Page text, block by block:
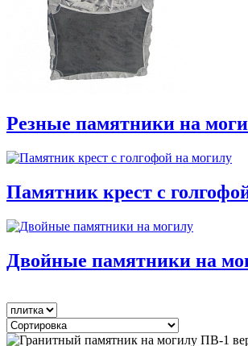
Резные памятники на
Памятник крест с
Двойные памятники на